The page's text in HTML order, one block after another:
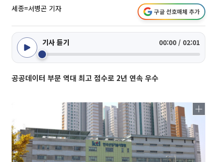
세종=서병곤 기자 구글 선호매체 추가
기사 듣기 00:00 / 02:01
공공데이터 부문 역대 최고 점수로 2년 연속 우수